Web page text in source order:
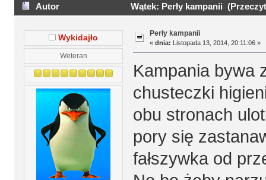
Autor Wątek: Perły kampanii
Wykidajło
Weteran
Perły kampanii
« dnia: Listopada 13, 2014, 20:11:06 »
Kampania bywa
chusteczki
obu stronach
pory się
fałszywka od